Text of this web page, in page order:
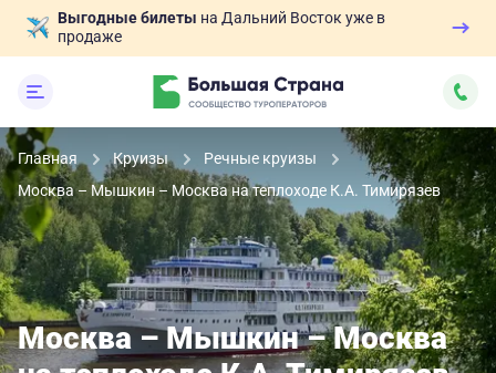
Выгодные билеты на Дальний Восток уже в
продаже
Главная Круизы
Речные круизы
Москва – Мышкин – Москва на теплоходе К.А. Тимирязев
Москва – Мышкин – Москва